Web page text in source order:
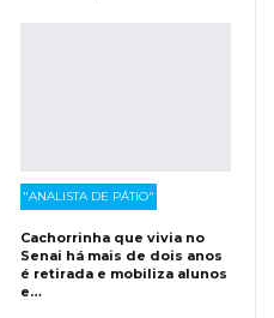
"ANALISTA DE PÁTIO"
Cachorrinha que vivia no
Senai há mais de dois anos
é retirada e mobiliza alunos
e…